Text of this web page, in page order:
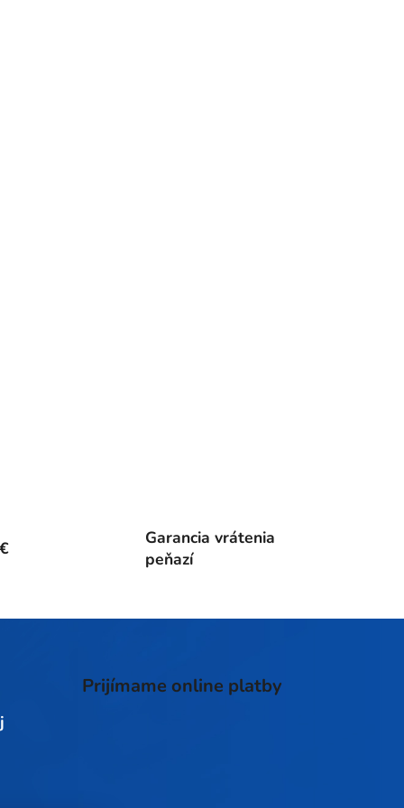
Garancia vrátenia
peňazí
Prijímame online platby